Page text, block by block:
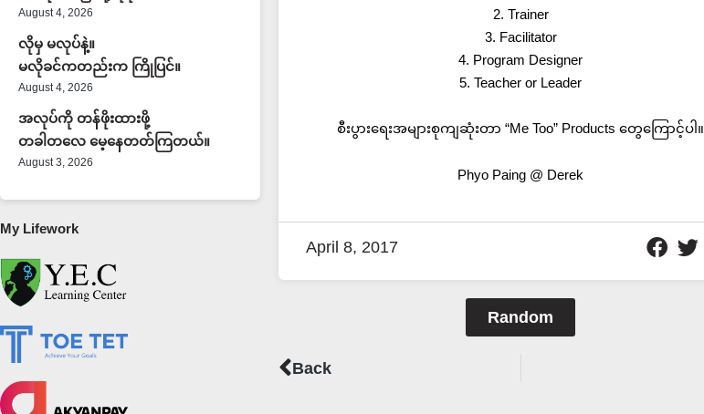
August 4, 2026
လိုမှ မလုပ်နဲ့။
မလိုခင်ကတည်းက ကြိုပြင်။
August 4, 2026
အလုပ်ကို တန်ဖိုးထားဖို့
တခါတလေ မေ့နေတတ်ကြတယ်။
August 3, 2026
My Lifework
2. Trainer
3. Facilitator
4. Program Designer
5. Teacher or Leader
စီးပွားရေးအများစုကျဆုံးတာ “Me Too” Products တွေကြောင့်ပါ။
Phyo Paing @ Derek
April 8, 2017
Random
Prev
Back